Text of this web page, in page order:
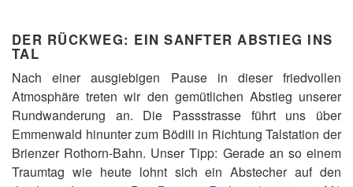
DER RÜCKWEG: EIN SANFTER ABSTIEG INS
TAL
Nach einer ausgiebigen Pause in dieser friedvollen
Atmosphäre treten wir den gemütlichen Abstieg unserer
Rundwanderung an. Die Passstrasse führt uns über
Emmenwald hinunter zum Bödili in Richtung Talstation der
Brienzer Rothorn-Bahn. Unser Tipp: Gerade an so einem
Traumtag wie heute lohnt sich ein Abstecher auf den